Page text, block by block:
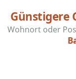
Günstigere